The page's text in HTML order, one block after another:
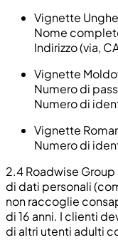
Vignette
Nome
Indirizzo (via,
Vignette
Numero di
Numero di
Vignette
Numero di
2.4Roadwise
di dati personali
non raccoglie
di 16 anni. I clienti
di altri utenti adulti